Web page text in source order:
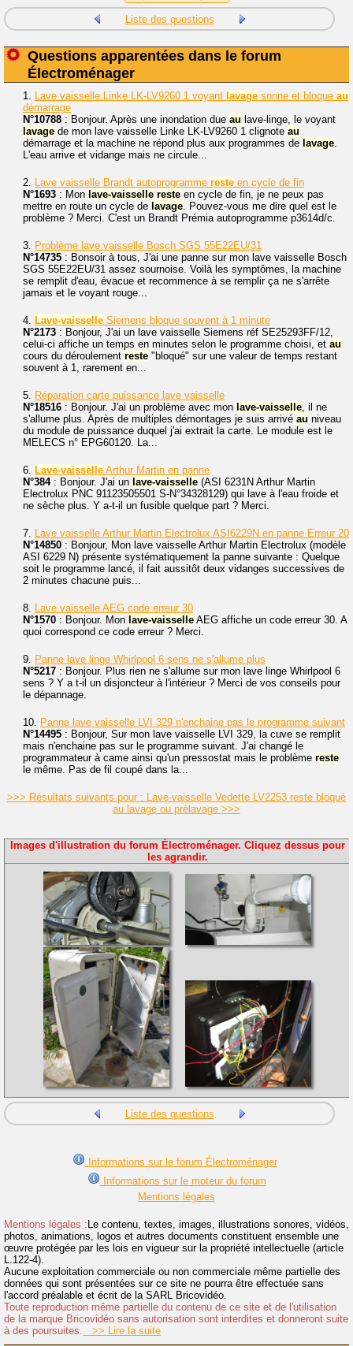
Liste des questions
Questions apparentées dans le forum
Électroménager
1. Lave vaisselle Linke LK-LV9260 1 voyant lavage sonne et bloque au
démarrage
N°10788 : Bonjour. Après une inondation due au lave-linge, le voyant
lavage de mon lave vaisselle Linke LK-LV9260 1 clignote au
démarrage et la machine ne répond plus aux programmes de lavage.
L'eau arrive et vidange mais ne circule...
2. Lave vaisselle Brandt autoprogramme reste en cycle de fin
N°1693 : Mon lave-vaisselle reste en cycle de fin, je ne peux pas
mettre en route un cycle de lavage. Pouvez-vous me dire quel est le
problème ? Merci. C'est un Brandt Prémia autoprogramme p3614d/c.
3. Problème lave vaisselle Bosch SGS 55E22EU/31
N°14735 : Bonsoir à tous, J'ai une panne sur mon lave vaisselle Bosch
SGS 55E22EU/31 assez sournoise. Voilà les symptômes, la machine
se remplit d'eau, évacue et recommence à se remplir ça ne s'arrête
jamais et le voyant rouge...
4. Lave-vaisselle Siemens bloque souvent à 1 minute
N°2173 : Bonjour, J'ai un lave vaisselle Siemens réf SE25293FF/12,
celui-ci affiche un temps en minutes selon le programme choisi, et au
cours du déroulement reste "bloqué" sur une valeur de temps restant
souvent à 1, rarement en...
5. Réparation carte puissance lave vaisselle
N°18516 : Bonjour. J'ai un problème avec mon lave-vaisselle, il ne
s'allume plus. Après de multiples démontages je suis arrivé au niveau
du module de puissance duquel j'ai extrait la carte. Le module est le
MELECS n° EPG60120. La...
6. Lave-vaisselle Arthur Martin en panne
N°384: Bonjour. J'ai un lave-vaisselle (ASI 6231N Arthur Martin
Electrolux PNC 91123505501 S-N°34328129) qui lave à l'eau froide et
ne sèche plus. Y a-t-il un fusible quelque part ? Merci.
7. Lave vaisselle Arthur Martin Electrolux ASI6229N en panne Erreur 20
N°14850 : Bonjour, Mon lave vaisselle Arthur Martin Electrolux (modèle
ASI 6229 N) présente systématiquement la panne suivante : Quelque
soit le programme lancé, il fait aussitôt deux vidanges successives de
2 minutes chacune puis...
8. Lave vaisselle AEG code erreur 30
N°1570 : Bonjour. Mon lave-vaisselle AEG affiche un code erreur 30. A
quoi correspond ce code erreur ? Merci.
9. Panne lave linge Whirlpool 6 sens ne s'allume plus
N°5217 : Bonjour. Plus rien ne s'allume sur mon lave linge Whirlpool 6
sens ? Y a t-il un disjoncteur à l'intérieur ? Merci de vos conseils pour
le dépannage.
10. Panne lave vaisselle LVI 329 n'enchaine pas le programme suivant
N°14495 : Bonjour, Sur mon lave vaisselle LVI 329, la cuve se remplit
mais n'enchaine pas sur le programme suivant. J'ai changé le
programmateur à came ainsi qu'un pressostat mais le problème reste
le même. Pas de fil coupé dans la...
>>> Résultats suivants pour : Lave-vaisselle Vedette LV2253 reste bloqué
au lavage ou prélavage >>>
Images d'illustration du forum Électroménager. Cliquez dessus pour
les agrandir.
Liste des questions
Informations sur le forum Électroménager
Informations sur le moteur du forum
Mentions légales
Mentions légales :Le contenu, textes, images, illustrations sonores, vidéos,
photos, animations, logos et autres documents constituent ensemble une
œuvre protégée par les lois en vigueur sur la propriété intellectuelle (article
L.122-4).
Aucune exploitation commerciale ou non commerciale même partielle des
données qui sont présentées sur ce site ne pourra être effectuée sans
l'accord préalable et écrit de la SARL Bricovidéo.
Toute reproduction même partielle du contenu de ce site et de l'utilisation
de la marque Bricovidéo sans autorisation sont interdites et donneront suite
à des poursuites.
>> Lire la suite